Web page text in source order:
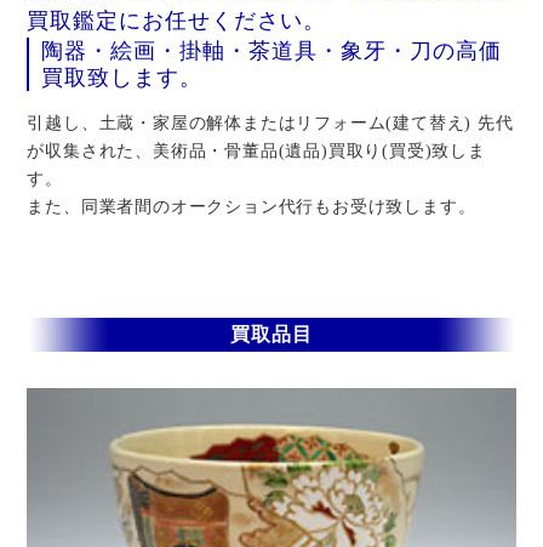
買取鑑定にお任せください。
陶器・絵画・掛軸・茶道具・象牙・刀の高価
買取致します。
引越し、土蔵・家屋の解体またはリフォーム(建て替え) 先代
が収集された、美術品・骨董品(遺品)買取り(買受)致しま
す。
また、同業者間のオークション代行もお受け致します。
買取品目